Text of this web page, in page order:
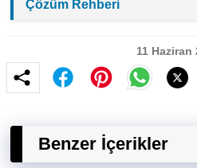
Çözüm Rehberi
11 Haziran
Benzer İçerikler